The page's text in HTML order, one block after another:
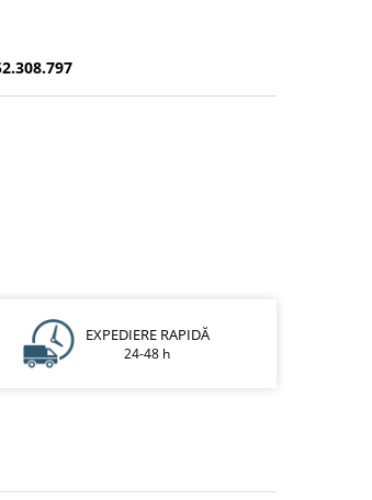
EXPEDIERE RAPIDĂ
24-48 h